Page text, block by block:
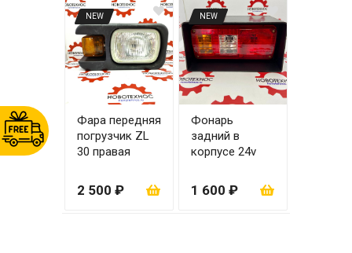
NEW
Фара передняя
погрузчик ZL
30 правая
2 500 ₽
NEW
Фонарь
задний в
корпусе 24v
1 600 ₽